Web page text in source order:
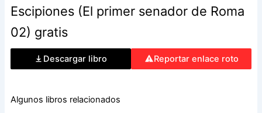
Escipiones (El primer senador de Roma
02) gratis
Descargar libro Reportar enlace roto
Algunos libros relacionados